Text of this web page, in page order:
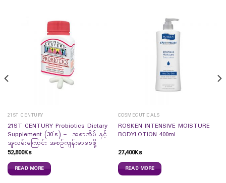
21ST CENTURY
21ST CENTURY Probiotics Dietary
Supplement (30`s) – အစာအိမ် နှင့်
အူလမ်းကြောင်း အစဉ်ကျန်းမာစေဖို့
52,800Ks
READ MORE
COSMECUTICALS
ROSKEN INTENSIVE MOISTURE
BODYLOTION 400ml
27,400Ks
READ MORE